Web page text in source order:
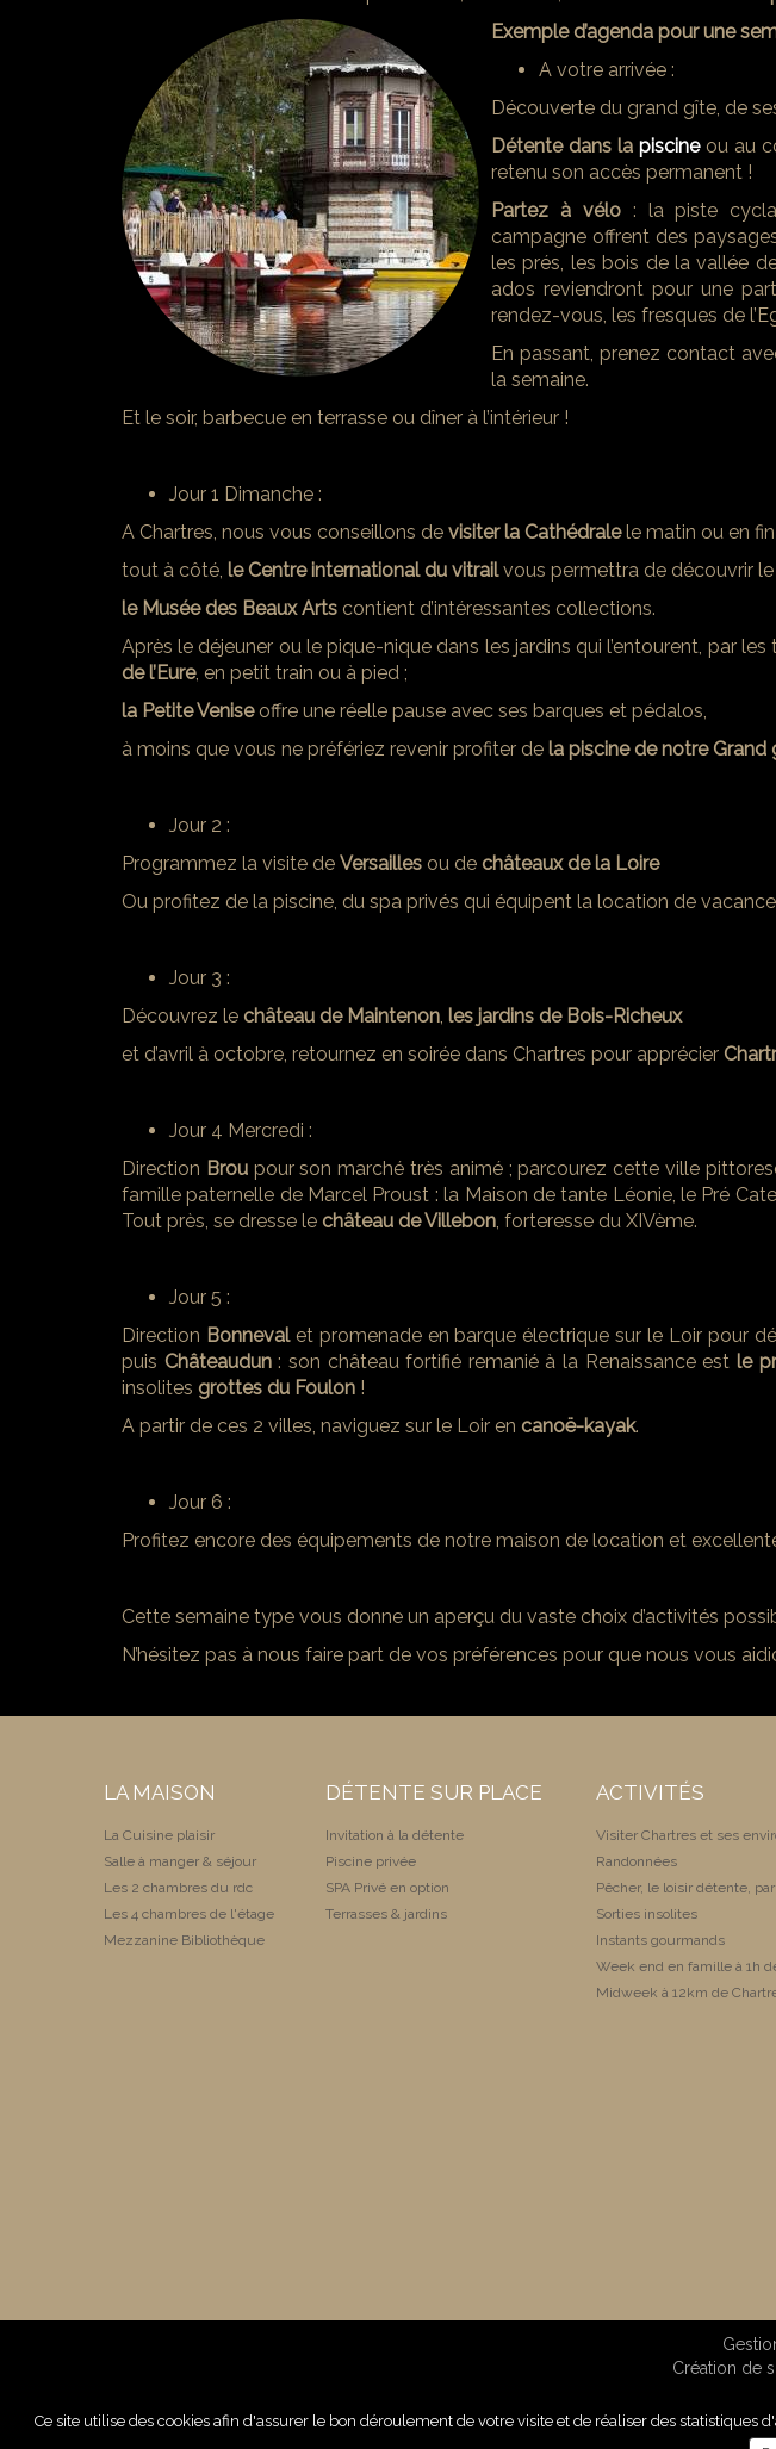
Exemple d’agenda pour une
A votre arrivée :
Découverte du grand gîte, de
Détente dans lapiscineou au
retenu son accès permanent !
Partez à vélo: la piste
campagne offrent des
les prés, les bois de la vallée
ados reviendront pour une
rendez-vous, les fresques de
En passant, prenez contact
la semaine.
Et le soir, barbecue en terrasse ou dîner à l’intérieur !
Jour 1 Dimanche :
A Chartres, nous vous conseillons de visiter la Cathédralele matin ou en
tout à côté, le Centre international du vitrailvous permettra de découvrir le
le Musée des Beaux Arts contient d’intéressantes collections.
Après le déjeuner ou le pique-nique dans les jardins qui l’entourent, par
de l’Eure, en petit train ou à pied ;
la Petite Veniseoffre une réelle pause avec ses barques et pédalos,
à moins que vous ne préfériez revenir profiter de la piscine de notre Grand
Jour 2 :
Programmez la visite de Versailles ou de châteaux de la Loire
Ou profitez de la piscine, du spa privés qui équipent la location de
Jour 3 :
Découvrez le château de Maintenon, les jardins de Bois-Richeux
et d’avril à octobre, retournez en soirée dans Chartres pour apprécier
Jour 4 Mercredi :
Direction Brou pour son marché très animé ; parcourez cette ville
famille paternelle de Marcel Proust : la Maison de tante Léonie, le Pré
Tout près, se dresse le château de Villebon, forteresse du XIVème.
Jour 5 :
Direction Bonnevalet promenade en barque électrique sur le Loir pour
puis Châteaudun: son château fortifié remanié à la Renaissance est le
insolites grottes du Foulon !
A partir de ces 2 villes, naviguez sur le Loir en canoë-kayak.
Jour 6 :
Profitez encore des équipements de notre maison de location et
Cette semaine type vous donne un aperçu du vaste choix d’activités
N’hésitez pas à nous faire part de vos préférences pour que nous vous
LA MAISON
La Cuisine plaisir
Salle à manger & séjour
Les 2 chambres du rdc
Les 4 chambres de l'étage
Mezzanine Bibliothèque
DÉTENTE SUR PLACE
Invitation à la détente
Piscine privée
SPA Privé en option
Terrasses & jardins
ACTIVITÉS
Visiter Chartres et ses
Randonnées
Pêcher, le loisir détente,
Sorties insolites
Instants gourmands
Week end en famille à 1h
Midweek à 12km de
Création de
Ce site utilise des cookies afin d'assurer le bon déroulement de votre visite et de réaliser des statistiques